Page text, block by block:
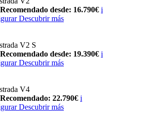
desde: 16.790€ i
Descubrir más
V2 S
desde: 19.390€ i
Descubrir más
V4
22.790€ i
Descubrir más